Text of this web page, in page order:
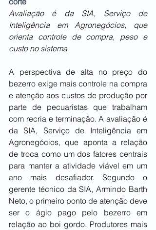
Avaliação é da SIA, Serviço de
Inteligência em Agronegócios, que
orienta controle de compra, peso e
custo no sistema
A perspectiva de alta no preço do
bezerro exige mais controle na compra
e atenção aos custos de produção por
parte de pecuaristas que trabalham
com recria e terminação. A avaliação é
da SIA, Serviço de Inteligência em
Agronegócios, que aponta a relação
de troca como um dos fatores centrais
para manter a atividade viável em um
ano mais desafiador. Segundo o
gerente técnico da SIA, Armindo Barth
Neto, o primeiro ponto de atenção deve
ser o ágio pago pelo bezerro em
relação ao boi gordo. Produtores mais